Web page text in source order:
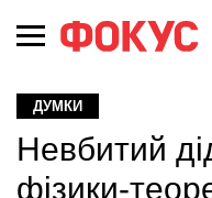
ДУМКИ
Невбитий
фізики-